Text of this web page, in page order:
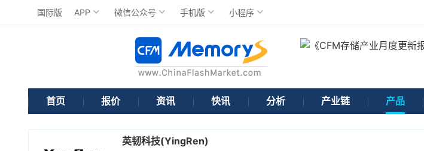
国际版 APP 微信公众号 手机版 小程序
首页 报价 资讯 快讯 分析 产业链 产品
英韧科技(YingRen)